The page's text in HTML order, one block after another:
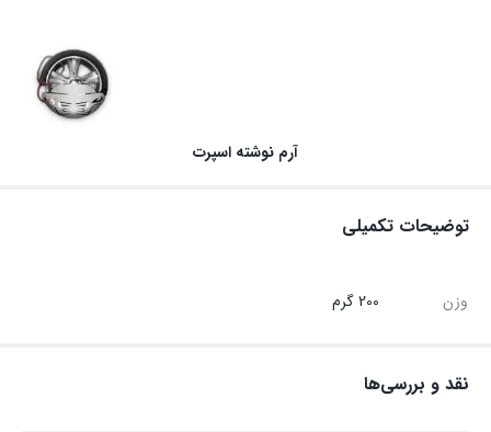
آرم نوشته اسپرت
توضیحات تکمیلی
وزن 200 گرم
نقد و بررسی‌ها